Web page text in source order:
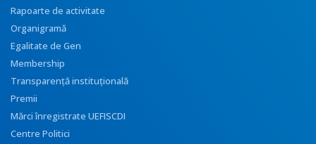
Rapoarte de activitate
Organigramă
Egalitate de Gen
Membership
Transparenţă instituţională
Premii
Mărci înregistrate UEFISCDI
Centre Politici